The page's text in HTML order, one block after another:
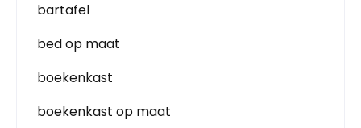
bartafel
bed op maat
boekenkast
boekenkast op maat